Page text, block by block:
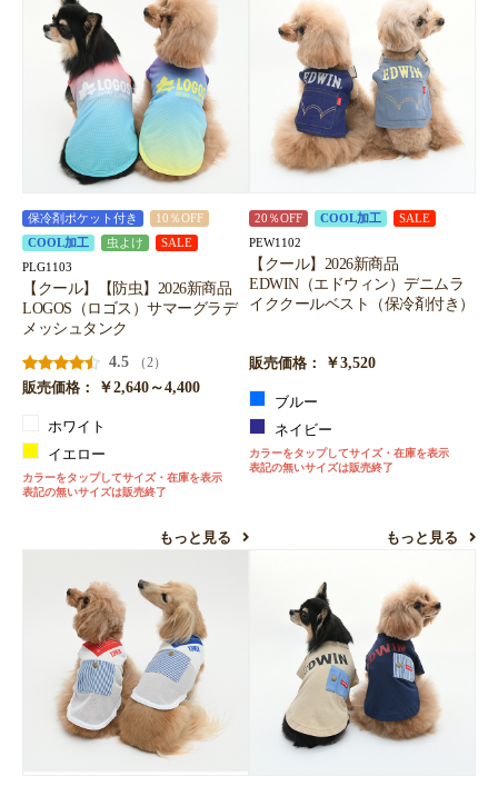
保冷剤ポケット付き
10％OFF
COOL加工
虫よけ SALE
PLG1103
【クール】【防虫】2026新商品
LOGOS（ロゴス）サマーグラデ
メッシュタンク
4.5
（2）
販売価格：
￥2,640～4,400
ホワイト
イエロー
カラーをタップしてサイズ・在庫を表示
表記の無いサイズは販売終了
もっと見る
20％OFF COOL加工 SALE
PEW1102
【クール】2026新商品
EDWIN（エドウィン）デニムラ
イククールベスト（保冷剤付き）
販売価格： ￥3,520
ブルー
ネイビー
カラーをタップしてサイズ・在庫を表示
表記の無いサイズは販売終了
もっと見る